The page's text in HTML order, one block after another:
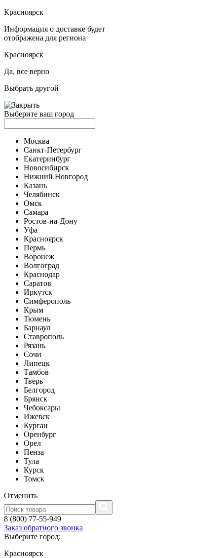
Красноярск
Информация о доставке будет
отображена для региона
Красноярск
Да, все верно
Выбрать другой
Выберите ваш город
Москва
Санкт-Петербург
Екатеринбург
Новосибирск
Нижний Новгород
Казань
Челябинск
Омск
Самара
Ростов-на-Дону
Уфа
Красноярск
Пермь
Воронеж
Волгоград
Краснодар
Саратов
Иркутск
Симферополь
Крым
Тюмень
Барнаул
Ставрополь
Рязань
Сочи
Липецк
Тамбов
Тверь
Белгород
Брянск
Чебоксары
Ижевск
Курган
Оренбург
Орел
Пенза
Тула
Курск
Томск
Отменить
8 (800) 77-55-949
Заказ обратного звонка
Выберите город:
Красноярск